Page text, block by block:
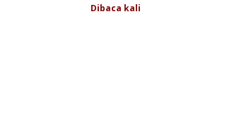
Dibaca kali